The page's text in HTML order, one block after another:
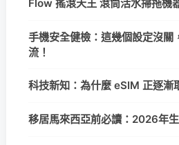
Flow 搖滾天王 滾筒活水掃拖機
手機安全健檢：這幾個設定沒關
流！
科技新知：為什麼 eSIM 正逐漸
移居馬來西亞前必讀：2026年